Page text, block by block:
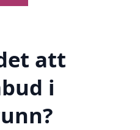
att
i